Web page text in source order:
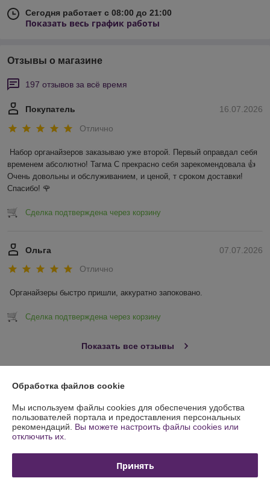
Сегодня работает с 08:00 до 21:00
Показать весь график работы
Отзывы о магазине
197 отзывов за всё время
16.07.2026
Покупатель
Отлично
Набор органайзеров заказываю уже второй. Первый оправдал себя
временем абсолютно! Тагма С прекрасно себя зарекомендовала 👍
Очень довольны и обслуживанием, и ценой, т сроком доставки!
Спасибо! 🌹
Сделка подтверждена через корзину
07.07.2026
Ольга
Отлично
Органайзеры быстро пришли, аккуратно запоковано.
Сделка подтверждена через корзину
Показать все отзывы
О нас
Контакты
Обработка файлов cookie
Мы используем файлы cookies для обеспечения удобства
пользователей портала и предоставления персональных
рекомендаций. Вы можете настроить файлы cookies или
отключить их.
Принять